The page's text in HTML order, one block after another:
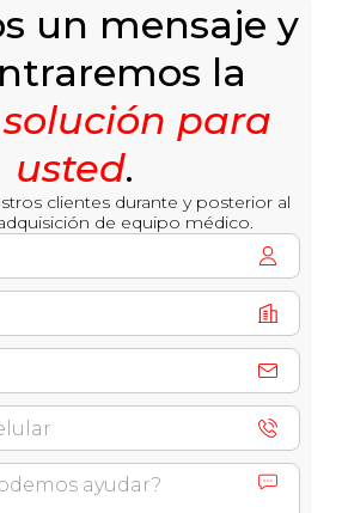
un mensaje y
la
para
usted.
clientes durante y posterior al
de equipo médico.